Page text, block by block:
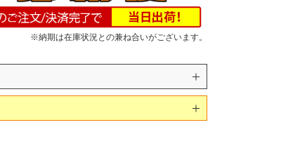
※納期は在庫状況との兼ね合いがございます。